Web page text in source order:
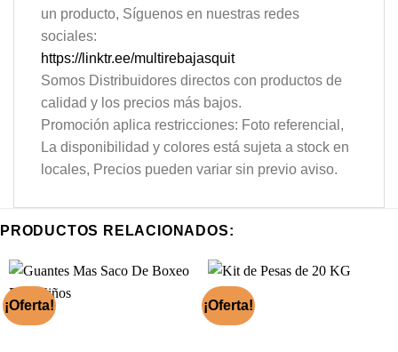
un producto, Síguenos en nuestras redes
sociales:
https://linktr.ee/multirebajasquit
Somos Distribuidores directos con productos de
calidad y los precios más bajos.
Promoción aplica restricciones: Foto referencial,
La disponibilidad y colores está sujeta a stock en
locales, Precios pueden variar sin previo aviso.
PRODUCTOS RELACIONADOS:
¡Oferta! ¡Oferta!